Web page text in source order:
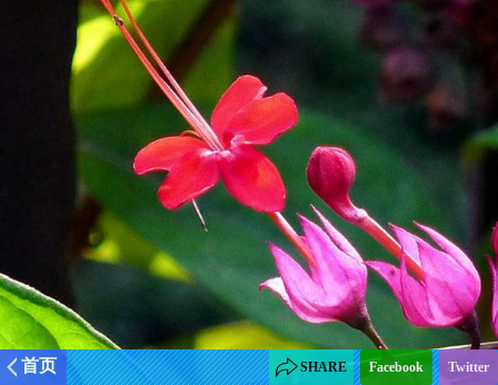
首页 SHARE Facebook Twitter